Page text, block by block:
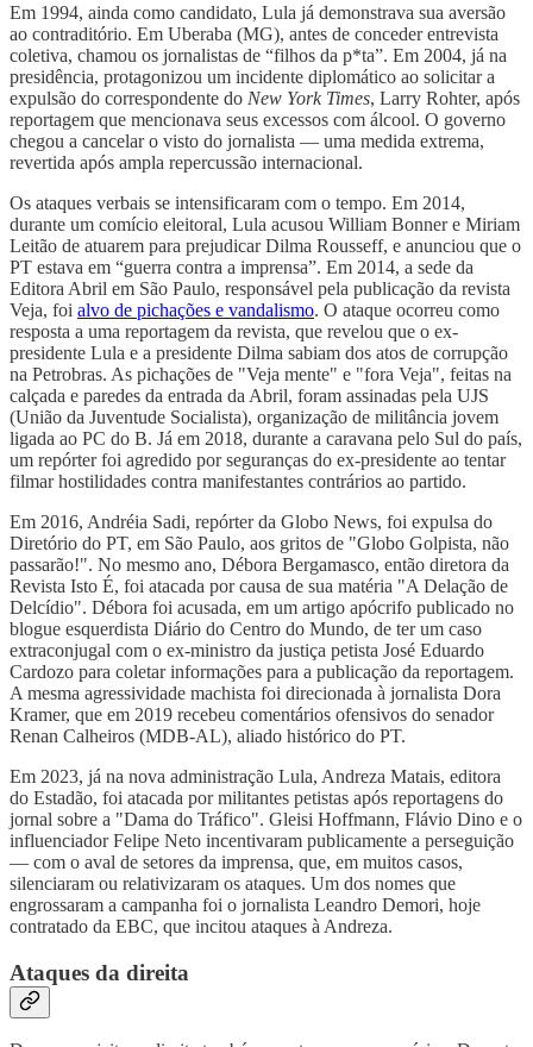
Em 1994, ainda como candidato, Lula já demonstrava sua aversão
ao contraditório. Em Uberaba (MG), antes de conceder entrevista
coletiva, chamou os jornalistas de “filhos da p*ta”. Em 2004, já na
presidência, protagonizou um incidente diplomático ao solicitar a
expulsão do correspondente do New York Times, Larry Rohter, após
reportagem que mencionava seus excessos com álcool. O governo
chegou a cancelar o visto do jornalista — uma medida extrema,
revertida após ampla repercussão internacional.
Os ataques verbais se intensificaram com o tempo. Em 2014,
durante um comício eleitoral, Lula acusou William Bonner e Miriam
Leitão de atuarem para prejudicar Dilma Rousseff, e anunciou que o
PT estava em “guerra contra a imprensa”. Em 2014, a sede da
Editora Abril em São Paulo, responsável pela publicação da revista
Veja, foi alvo de pichações e vandalismo. O ataque ocorreu como
resposta a uma reportagem da revista, que revelou que o ex-
presidente Lula e a presidente Dilma sabiam dos atos de corrupção
na Petrobras. As pichações de "Veja mente" e "fora Veja", feitas na
calçada e paredes da entrada da Abril, foram assinadas pela UJS
(União da Juventude Socialista), organização de militância jovem
ligada ao PC do B. Já em 2018, durante a caravana pelo Sul do país,
um repórter foi agredido por seguranças do ex-presidente ao tentar
filmar hostilidades contra manifestantes contrários ao partido.
Em 2016, Andréia Sadi, repórter da Globo News, foi expulsa do
Diretório do PT, em São Paulo, aos gritos de "Globo Golpista, não
passarão!". No mesmo ano, Débora Bergamasco, então diretora da
Revista Isto É, foi atacada por causa de sua matéria "A Delação de
Delcídio". Débora foi acusada, em um artigo apócrifo publicado no
blogue esquerdista Diário do Centro do Mundo, de ter um caso
extraconjugal com o ex-ministro da justiça petista José Eduardo
Cardozo para coletar informações para a publicação da reportagem.
A mesma agressividade machista foi direcionada à jornalista Dora
Kramer, que em 2019 recebeu comentários ofensivos do senador
Renan Calheiros (MDB-AL), aliado histórico do PT.
Em 2023, já na nova administração Lula, Andreza Matais, editora
do Estadão, foi atacada por militantes petistas após reportagens do
jornal sobre a "Dama do Tráfico". Gleisi Hoffmann, Flávio Dino e o
influenciador Felipe Neto incentivaram publicamente a perseguição
— com o aval de setores da imprensa, que, em muitos casos,
silenciaram ou relativizaram os ataques. Um dos nomes que
engrossaram a campanha foi o jornalista Leandro Demori, hoje
contratado da EBC, que incitou ataques à Andreza.
Ataques da direita